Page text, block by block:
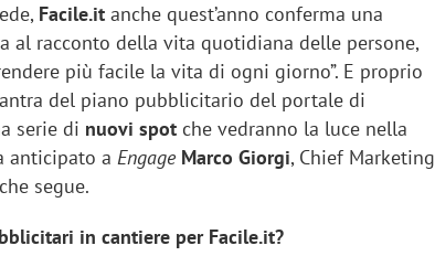
Facile.it anche quest’anno conferma una
al racconto della vita quotidiana delle persone,
più facile la vita di ogni giorno”. E proprio
del piano pubblicitario del portale di
serie di nuovi spot che vedranno la luce nella
anticipato aEngage Marco Giorgi, Chief Marketing
segue.
in cantiere per Facile.it?